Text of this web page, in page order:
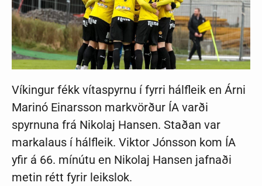
Víkingur fékk vítaspyrnu í fyrri hálfleik en Árni
Marinó Einarsson markvörður ÍA varði
spyrnuna frá Nikolaj Hansen. Staðan var
markalaus í hálfleik. Viktor Jónsson kom ÍA
yfir á 66. mínútu en Nikolaj Hansen jafnaði
metin rétt fyrir leikslok.